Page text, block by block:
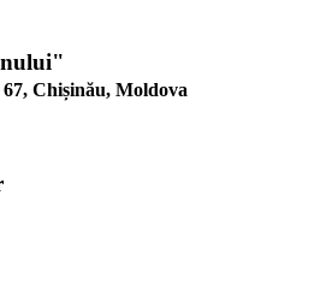
Chișinău, Moldova